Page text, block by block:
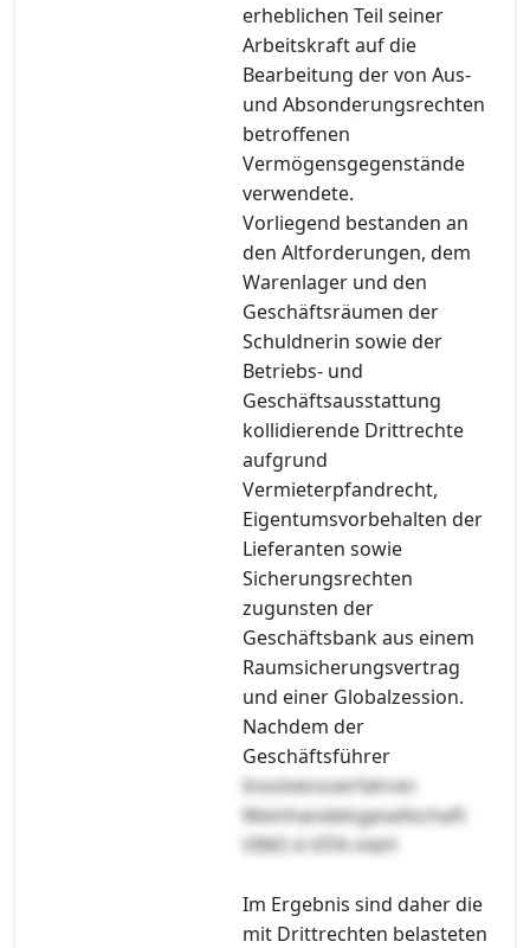
erheblichen Teil seiner
Arbeitskraft auf die
Bearbeitung der von Aus-
und Absonderungsrechten
betroffenen
Vermögensgegenstände
verwendete.
Vorliegend bestanden an
den Altforderungen, dem
Warenlager und den
Geschäftsräumen der
Schuldnerin sowie der
Betriebs- und
Geschäftsausstattung
kollidierende Drittrechte
aufgrund
Vermieterpfandrecht,
Eigentumsvorbehalten der
Lieferanten sowie
Sicherungsrechten
zugunsten der
Geschäftsbank aus einem
Raumsicherungsvertrag
und einer Globalzession.
Nachdem der
Geschäftsführer
Insolvenzverfahren
Weinhandelsgesellschaft
VINO è VITA mbH
Im Ergebnis sind daher die
mit Drittrechten belasteten